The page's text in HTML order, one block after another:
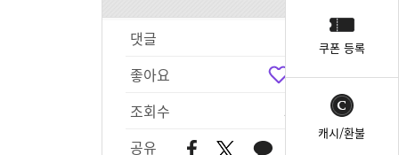
댓글
좋아요
1
조회수
578
공유
쿠폰 등록
캐시/환불